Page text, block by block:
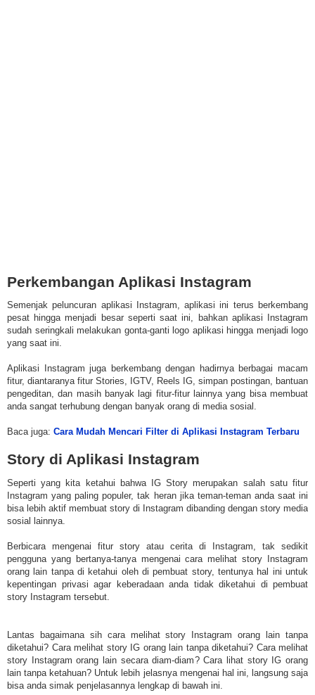
Perkembangan Aplikasi Instagram
Semenjak peluncuran aplikasi Instagram, aplikasi ini terus berkembang
pesat hingga menjadi besar seperti saat ini, bahkan aplikasi Instagram
sudah seringkali melakukan gonta-ganti logo aplikasi hingga menjadi logo
yang saat ini.
Aplikasi Instagram juga berkembang dengan hadirnya berbagai macam
fitur, diantaranya fitur Stories, IGTV, Reels IG, simpan postingan, bantuan
pengeditan, dan masih banyak lagi fitur-fitur lainnya yang bisa membuat
anda sangat terhubung dengan banyak orang di media sosial.
Baca juga: Cara Mudah Mencari Filter di Aplikasi Instagram Terbaru
Story di Aplikasi Instagram
Seperti yang kita ketahui bahwa IG Story merupakan salah satu fitur
Instagram yang paling populer, tak heran jika teman-teman anda saat ini
bisa lebih aktif membuat story di Instagram dibanding dengan story media
sosial lainnya.
Berbicara mengenai fitur story atau cerita di Instagram, tak sedikit
pengguna yang bertanya-tanya mengenai cara melihat story Instagram
orang lain tanpa di ketahui oleh di pembuat story, tentunya hal ini untuk
kepentingan privasi agar keberadaan anda tidak diketahui di pembuat
story Instagram tersebut.
Lantas bagaimana sih cara melihat story Instagram orang lain tanpa
diketahui? Cara melihat story IG orang lain tanpa diketahui? Cara melihat
story Instagram orang lain secara diam-diam? Cara lihat story IG orang
lain tanpa ketahuan? Untuk lebih jelasnya mengenai hal ini, langsung saja
bisa anda simak penjelasannya lengkap di bawah ini.